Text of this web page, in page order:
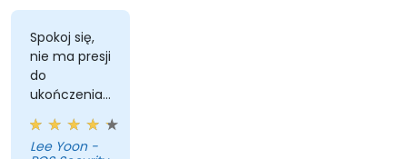
punktami końcowymi i istniejącymi
systemami.
Spokoj się,
nie ma presji
do
ukończenia
zadania
Lee Yoon -